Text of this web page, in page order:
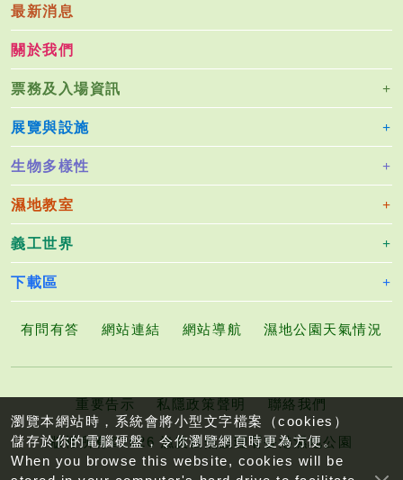
最新消息
關於我們
票務及入場資訊
展覽與設施
生物多樣性
濕地教室
義工世界
下載區
有問有答 網站連結 網站導航 濕地公園天氣情況
重要告示 私隱政策聲明 聯絡我們
版權所有©2026 漁農自然護理署香港濕地公園
瀏覽本網站時，系統會將小型文字檔案（cookies）
儲存於你的電腦硬盤，令你瀏覽網頁時更為方便。
When you browse this website, cookies will be